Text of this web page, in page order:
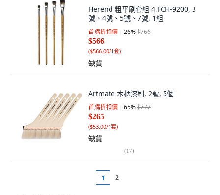
Herend 粗平刷套組 4 FCH-9200, 3
號、4號、5號、7號, 1組
首購折扣價 26%$766
$566
($566.00/1套)
缺貨
Artmate 木柄漆刷, 2號, 5個
首購折扣價 65%$777
$265
($53.00/1套)
缺貨
(17)
1 2